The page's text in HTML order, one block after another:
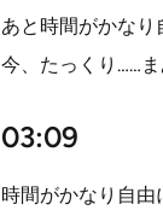
あと時間がかなり
今、たっくり……ま
03:09
時間がかなり自由